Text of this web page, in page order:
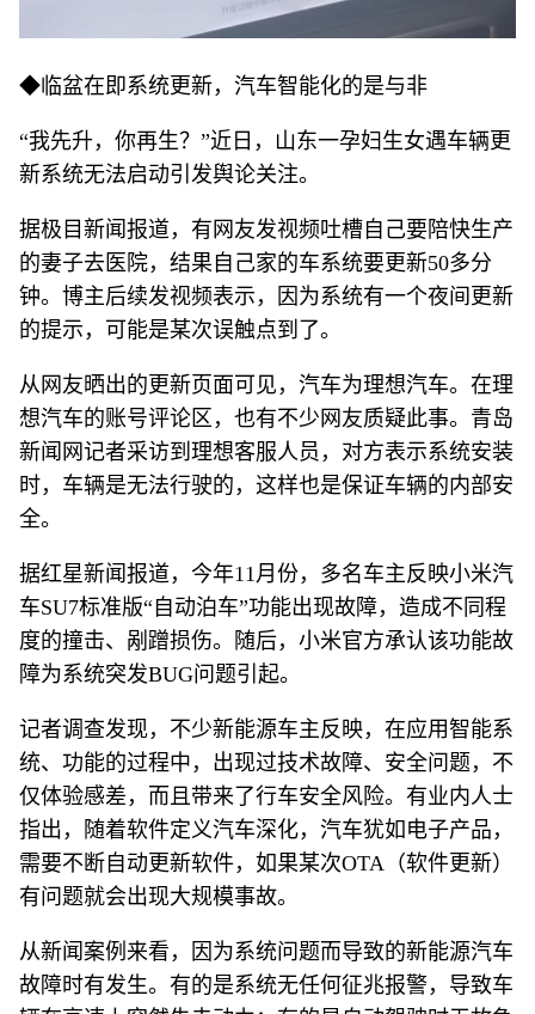
◆临盆在即系统更新，汽车智能化的是与非
“我先升，你再生？”近日，山东一孕妇生女遇车辆更
新系统无法启动引发舆论关注。
据极目新闻报道，有网友发视频吐槽自己要陪快生产
的妻子去医院，结果自己家的车系统要更新50多分
钟。博主后续发视频表示，因为系统有一个夜间更新
的提示，可能是某次误触点到了。
从网友晒出的更新页面可见，汽车为理想汽车。在理
想汽车的账号评论区，也有不少网友质疑此事。青岛
新闻网记者采访到理想客服人员，对方表示系统安装
时，车辆是无法行驶的，这样也是保证车辆的内部安
全。
据红星新闻报道，今年11月份，多名车主反映小米汽
车SU7标准版“自动泊车”功能出现故障，造成不同程
度的撞击、剐蹭损伤。随后，小米官方承认该功能故
障为系统突发BUG问题引起。
记者调查发现，不少新能源车主反映，在应用智能系
统、功能的过程中，出现过技术故障、安全问题，不
仅体验感差，而且带来了行车安全风险。有业内人士
指出，随着软件定义汽车深化，汽车犹如电子产品，
需要不断自动更新软件，如果某次OTA（软件更新）
有问题就会出现大规模事故。
从新闻案例来看，因为系统问题而导致的新能源汽车
故障时有发生。有的是系统无任何征兆报警，导致车